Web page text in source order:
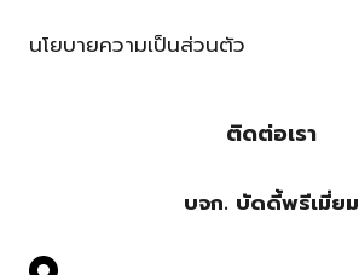
นโยบายความเป็นส่วนตัว
ติดต่อเรา
บจก. บัดดี้พรีเมี่ยม